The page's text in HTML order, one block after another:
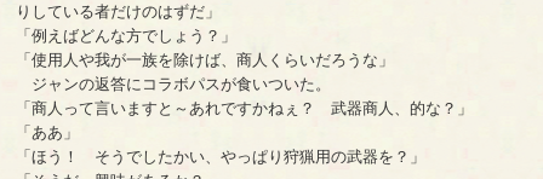
りしている者だけのはずだ」
「例えばどんな方でしょう？」
「使用人や我が一族を除けば、商人くらいだろうな」
ジャンの返答にコラボパスが食いついた。
「商人って言いますと～あれですかねぇ？ 武器商人、的な？」
「ああ」
「ほう！ そうでしたかい、やっぱり狩猟用の武器を？」